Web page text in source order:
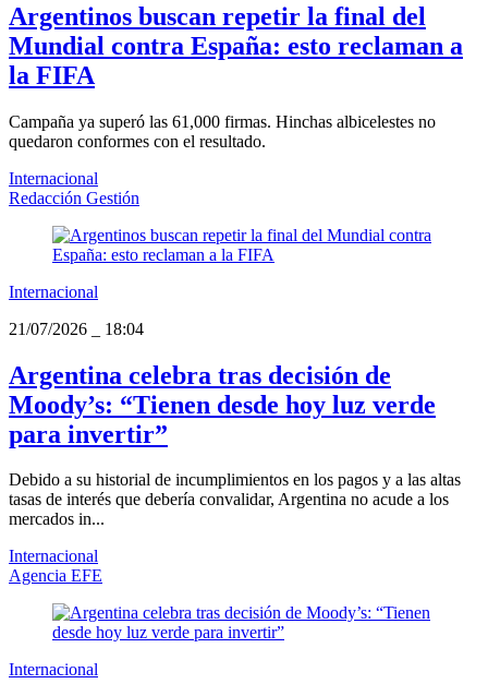
Argentinos buscan repetir la final del
Mundial contra España: esto reclaman a
la FIFA
Campaña ya superó las 61,000 firmas. Hinchas albicelestes no
quedaron conformes con el resultado.
Internacional
Redacción Gestión
Internacional
21/07/2026
18:04
Argentina celebra tras decisión de
Moody’s: “Tienen desde hoy luz verde
para invertir”
Debido a su historial de incumplimientos en los pagos y a las altas
tasas de interés que debería convalidar, Argentina no acude a los
mercados in...
Internacional
Agencia EFE
Internacional